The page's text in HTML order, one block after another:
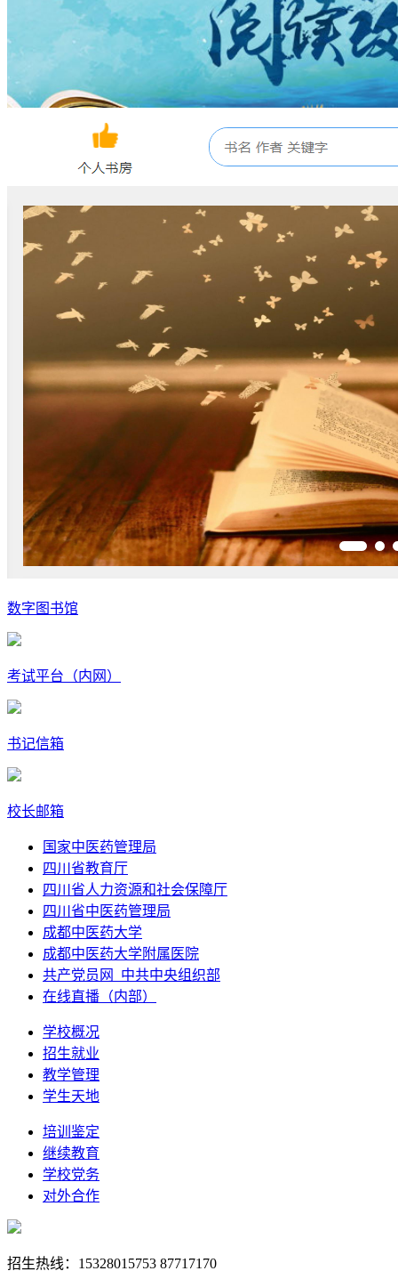
数字图书馆
考试平台（内网）
书记信箱
校长邮箱
国家中医药管理局
四川省教育厅
四川省人力资源和社会保障厅
四川省中医药管理局
成都中医药大学
成都中医药大学附属医院
共产党员网_中共中央组织部
在线直播（内部）
学校概况
招生就业
教学管理
学生天地
培训鉴定
继续教育
学校党务
对外合作
招生热线：15328015753 87717170